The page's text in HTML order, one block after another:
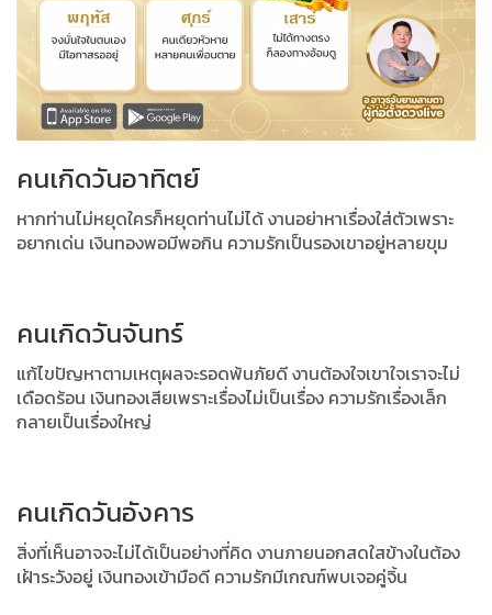
คนเกิดวันอาทิตย์
หากท่านไม่หยุดใครก็หยุดท่านไม่ได้ งานอย่าหาเรื่องใส่ตัวเพราะ
อยากเด่น เงินทองพอมีพอกิน ความรักเป็นรองเขาอยู่หลายขุม
คนเกิดวันจันทร์
แก้ไขปัญหาตามเหตุผลจะรอดพ้นภัยดี งานต้องใจเขาใจเราจะไม่
เดือดร้อน เงินทองเสียเพราะเรื่องไม่เป็นเรื่อง ความรักเรื่องเล็ก
กลายเป็นเรื่องใหญ่
คนเกิดวันอังคาร
สิ่งที่เห็นอาจจะไม่ได้เป็นอย่างที่คิด งานภายนอกสดใสข้างในต้อง
เฝ้าระวังอยู่ เงินทองเข้ามือดี ความรักมีเกณฑ์พบเจอคู่จิ้น